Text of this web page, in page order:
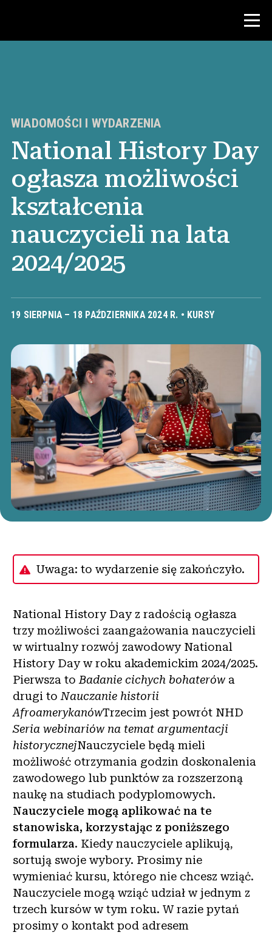
Zasoby dla nauczycieli
Wiadomości i wydarzenia
O NHD®
Zaangażować się
WIADOMOŚCI I WYDARZENIA
National History Day
ogłasza możliwości
kształcenia
nauczycieli na lata
2024/2025
19 SIERPNIA – 18 PAŹDZIERNIKA 2024 R. • KURSY
Uwaga: to wydarzenie się zakończyło.
National History Day z radością ogłasza
trzy możliwości zaangażowania nauczycieli
w wirtualny rozwój zawodowy National
History Day w roku akademickim 2024/2025.
Pierwsza toBadanie cichych bohaterów a
drugi toNauczanie historii
AfroamerykanówTrzecim jest powrót NHD
Seria webinariów na temat argumentacji
historycznejNauczyciele będą mieli
możliwość otrzymania godzin doskonalenia
zawodowego lub punktów za rozszerzoną
naukę na studiach podyplomowych.
Nauczyciele mogą aplikować na te
stanowiska, korzystając z poniższego
formularza. Kiedy nauczyciele aplikują,
sortują swoje wybory. Prosimy nie
wymieniać kursu, którego nie chcesz wziąć.
Nauczyciele mogą wziąć udział w jednym z
trzech kursów w tym roku. W razie pytań
prosimy o kontakt pod adresem